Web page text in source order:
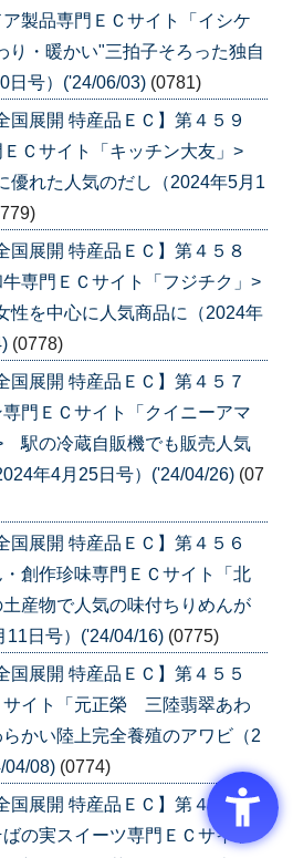
製品専門ＥＣサイト「イシケ
・暖かい"三拍子そろった独自
日号）('24/06/03) (0781)
国展開 特産品ＥＣ】第４５９
Ｃサイト「キッチン大友」>
優れた人気のだし（2024年5月1
国展開 特産品ＥＣ】第４５８
専門ＥＣサイト「フジチク」>
を中心に人気商品に（2024年
(0778)
国展開 特産品ＥＣ】第４５７
門ＥＣサイト「クイニーアマ
駅の冷蔵自販機でも販売人気
年4月25日号）('24/04/26) (07
国展開 特産品ＥＣ】第４５６
創作珍味専門ＥＣサイト「北
産物で人気の味付ちりめんが
11日号）('24/04/16) (0775)
国展開 特産品ＥＣ】第４５５
イト「元正榮 三陸翡翠あわ
かい陸上完全養殖のアワビ（2
04/08) (0774)
国展開 特産品ＥＣ】第４５４
の実スイーツ専門ＥＣサイト